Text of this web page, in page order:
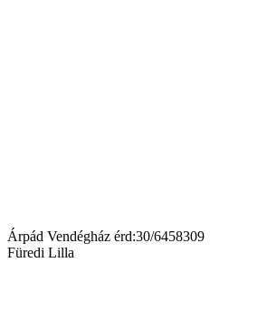
Árpád Vendégház érd:30/6458309
Füredi Lilla